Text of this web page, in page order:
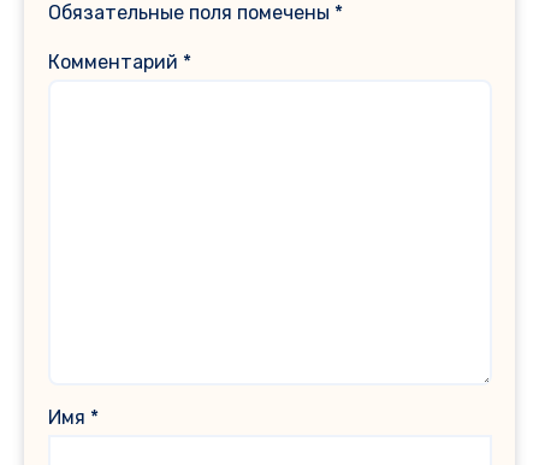
Обязательные поля помечены *
Комментарий *
Имя *